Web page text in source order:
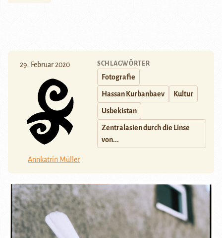
29. Februar 2020
Annkatrin Müller
SCHLAGWÖRTER
Fotografie
Hassan Kurbanbaev Kultur
Usbekistan
Zentralasien durch die Linse
von...